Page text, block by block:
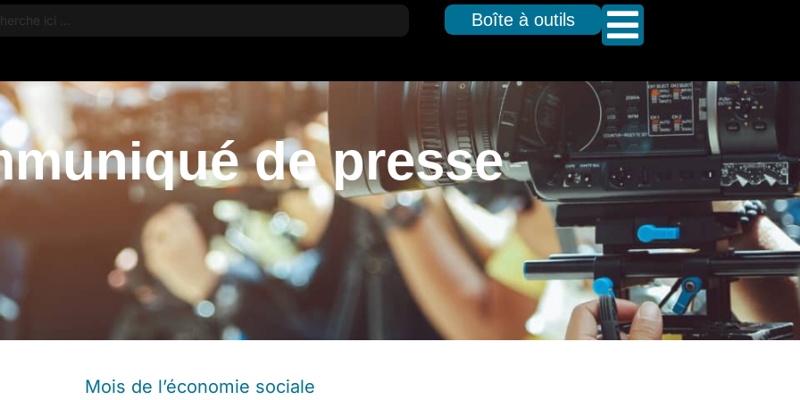
Boîte à outils
de presse
Mois de l’économie sociale